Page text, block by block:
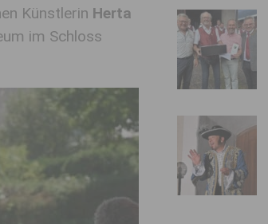
Künstlerin Herta
im Schloss